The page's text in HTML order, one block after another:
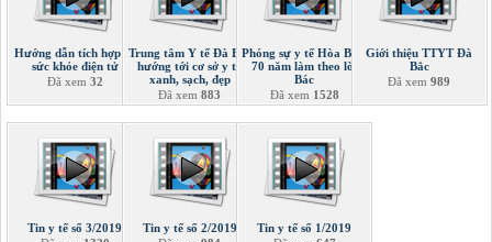
Hướng dẫn tích hợp sổ
sức khỏe điện tử
Đã xem 32
Trung tâm Y tế Đà Bắc
hướng tới cơ sở y tế
xanh, sạch, đẹp
Đã xem883
Phóng sự y tế Hòa Bình
70 năm làm theo lời
Bác
Đã xem 1528
Giới thiệu TTYT Đà
Bắc
Đã xem989
Tin y tế số 3/2019
Tin y tế số 2/2019
Tin y tế số 1/2019